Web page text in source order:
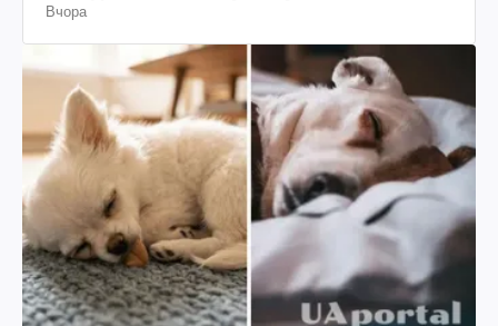
пояснення юриста
Вчора